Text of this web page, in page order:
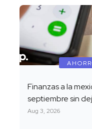
Finanzas a la
septiembre sin
Aug 3, 2026